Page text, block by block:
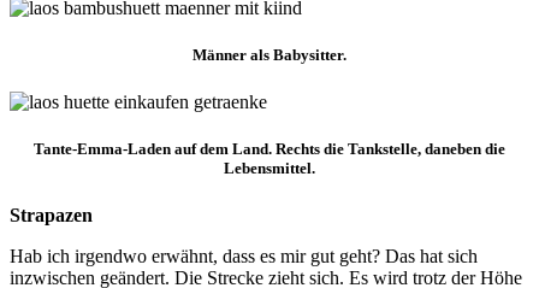
Männer als Babysitter.
Tante-Emma-Laden auf dem Land. Rechts die Tankstelle, daneben die
Lebensmittel.
Strapazen
Hab ich irgendwo erwähnt, dass es mir gut geht? Das hat sich
inzwischen geändert. Die Strecke zieht sich. Es wird trotz der Höhe